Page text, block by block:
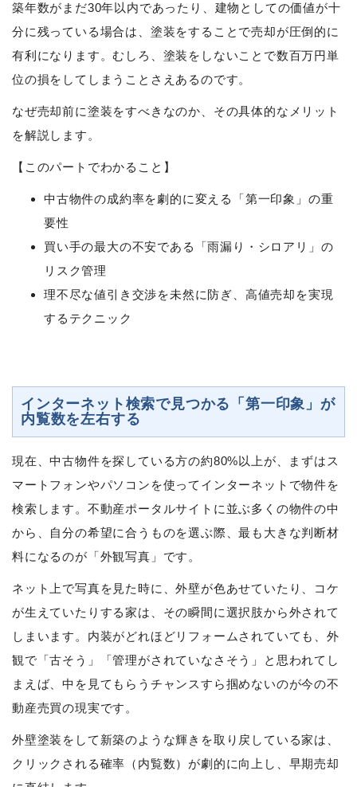
築年数がまだ30年以内であったり、建物としての価値が十
分に残っている場合は、塗装をすることで売却が圧倒的に
有利になります。むしろ、塗装をしないことで数百万円単
位の損をしてしまうことさえあるのです。
なぜ売却前に塗装をすべきなのか、その具体的なメリット
を解説します。
【このパートでわかること】
中古物件の成約率を劇的に変える「第一印象」の重
要性
買い手の最大の不安である「雨漏り・シロアリ」の
リスク管理
理不尽な値引き交渉を未然に防ぎ、高値売却を実現
するテクニック
インターネット検索で見つかる「第一印象」が
内覧数を左右する
現在、中古物件を探している方の約80%以上が、まずはス
マートフォンやパソコンを使ってインターネットで物件を
検索します。不動産ポータルサイトに並ぶ多くの物件の中
から、自分の希望に合うものを選ぶ際、最も大きな判断材
料になるのが「外観写真」です。
ネット上で写真を見た時に、外壁が色あせていたり、コケ
が生えていたりする家は、その瞬間に選択肢から外されて
しまいます。内装がどれほどリフォームされていても、外
観で「古そう」「管理がされていなさそう」と思われてし
まえば、中を見てもらうチャンスすら掴めないのが今の不
動産売買の現実です。
外壁塗装をして新築のような輝きを取り戻している家は、
クリックされる確率（内覧数）が劇的に向上し、早期売却